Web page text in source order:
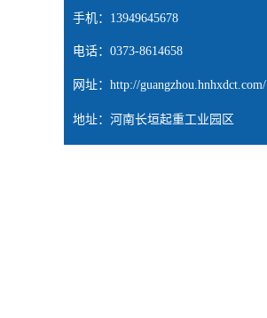
手机：13949645678
电话：0373-8614658
网址： http://guangzhou.hnhxdct.com/
地址：河南长垣起重工业园区